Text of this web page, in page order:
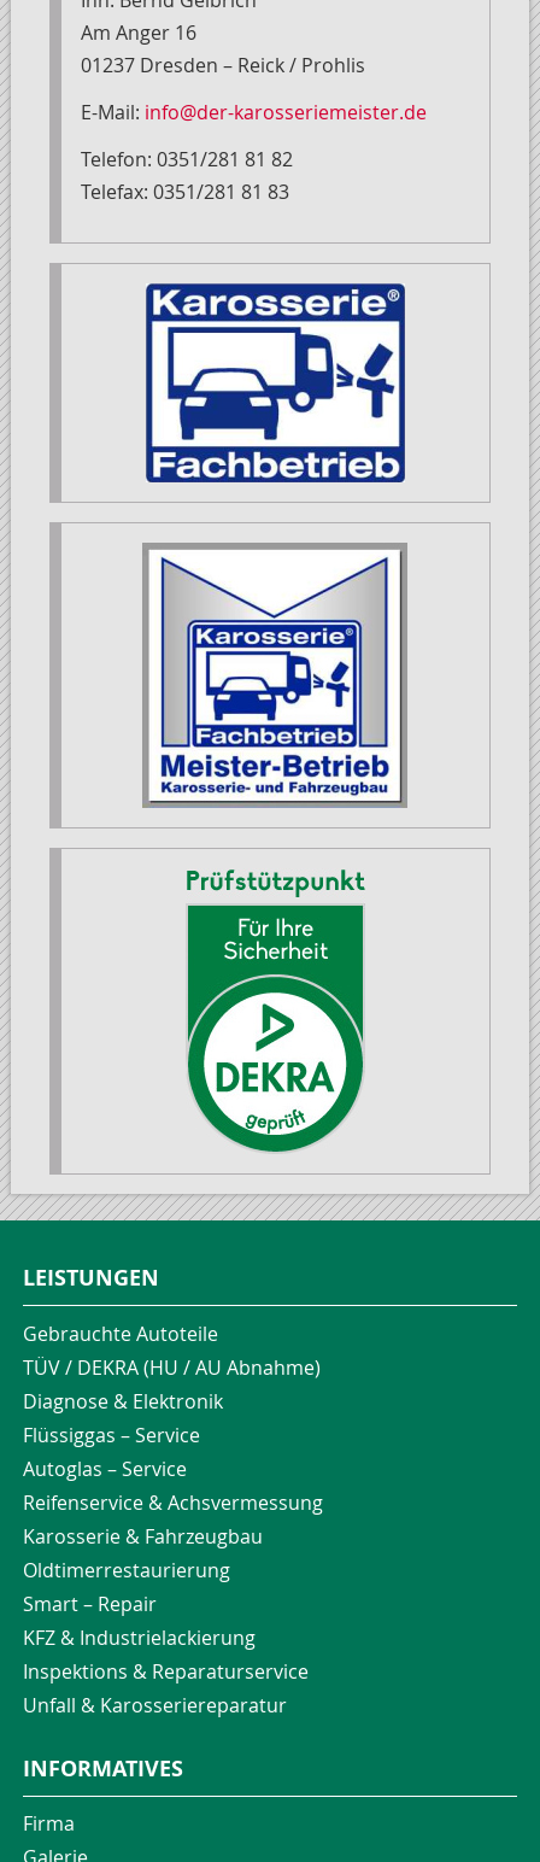
Am Anger 16
01237 Dresden – Reick / Prohlis
E-Mail: info@der-karosseriemeister.de
Telefon: 0351/281 81 82
Telefax: 0351/281 81 83
LEISTUNGEN
Gebrauchte Autoteile
TÜV / DEKRA (HU / AU Abnahme)
Diagnose & Elektronik
Flüssiggas – Service
Autoglas – Service
Reifenservice & Achsvermessung
Karosserie & Fahrzeugbau
Oldtimerrestaurierung
Smart – Repair
KFZ & Industrielackierung
Inspektions & Reparaturservice
Unfall & Karosseriereparatur
INFORMATIVES
Firma